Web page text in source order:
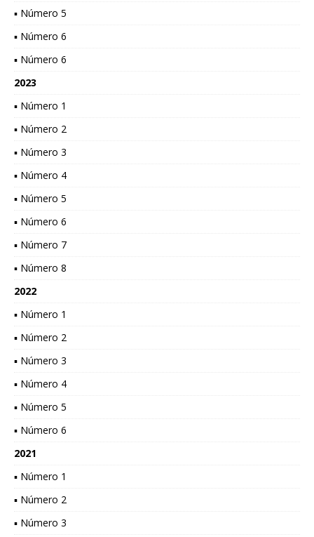
▪ Número 5
▪ Número 6
▪ Número 6
2023
▪ Número 1
▪ Número 2
▪ Número 3
▪ Número 4
▪ Número 5
▪ Número 6
▪ Número 7
▪ Número 8
2022
▪ Número 1
▪ Número 2
▪ Número 3
▪ Número 4
▪ Número 5
▪ Número 6
2021
▪ Número 1
▪ Número 2
▪ Número 3